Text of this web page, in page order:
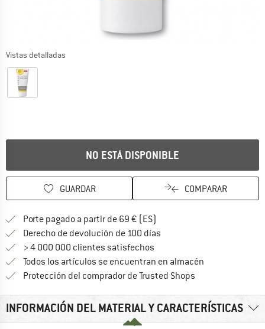
Vistas detalladas
NO ESTÁ DISPONIBLE
GUARDAR COMPARAR
Porte pagado a partir de 69 € (ES)
Derecho de devolución de 100 días
> 4 000 000 clientes satisfechos
Todos los artículos se encuentran en almacén
Protección del comprador de Trusted Shops
INFORMACIÓN DEL MATERIAL Y CARACTERÍSTICAS